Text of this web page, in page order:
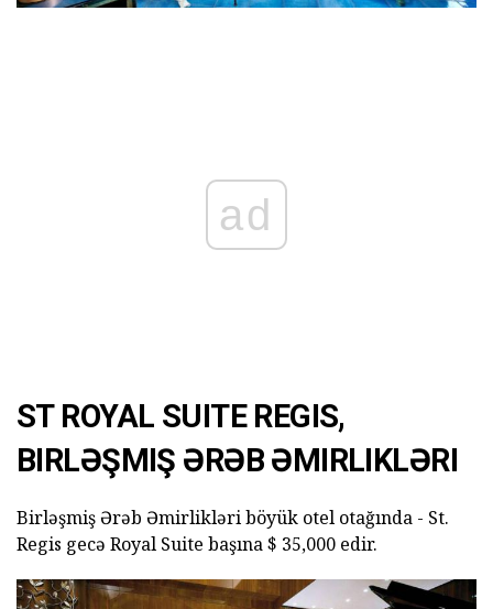
ad
ST ROYAL SUITE REGIS,
BIRLƏŞMIŞ ƏRƏB ƏMIRLIKLƏRI
Birləşmiş Ərəb Əmirlikləri böyük otel otağında - St.
Regis gecə Royal Suite başına $ 35,000 edir.